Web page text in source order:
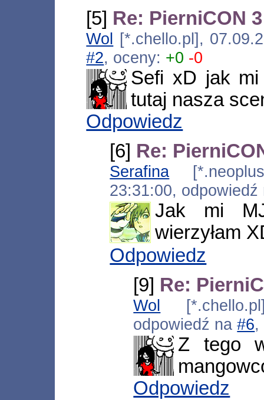
[5] Re: PierniCON
Wol [*.chello.pl],
#2, oceny: +0 -0
Sefi xD jak mi
tutaj nasza
Odpowiedz
[6] Re:
Serafina
23:31:00,
Jak mi
wierzyłam
Odpowiedz
[9] Re:
Wol
odpowiedź na#6,
Z tego
Odpowiedz